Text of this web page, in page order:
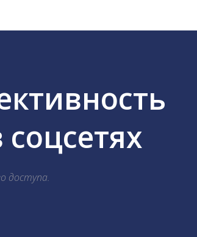
доступа.